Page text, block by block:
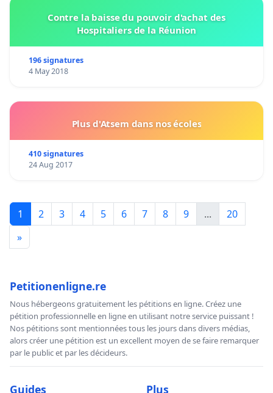
Contre la baisse du pouvoir d'achat des
Hospitaliers de la Réunion
196 signatures
4 May 2018
Plus d'Atsem dans nos écoles
410 signatures
24 Aug 2017
1 2 3 4 5 6 7 8 9 ...
20
»
Petitionenligne.re
Nous hébergeons gratuitement les pétitions en ligne. Créez une
pétition professionnelle en ligne en utilisant notre service puissant !
Nos pétitions sont mentionnées tous les jours dans divers médias,
alors créer une pétition est un excellent moyen de se faire remarquer
par le public et par les décideurs.
Guides Plus